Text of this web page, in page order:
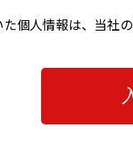
個人情報は、当社の